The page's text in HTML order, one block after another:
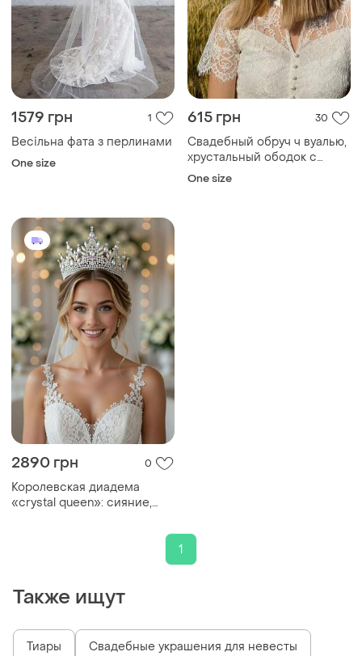
1579 грн 1
Весільна фата з перлинами
One size
615 грн 30
Свадебный обруч ч вуалью,
хрустальный ободок с
вуалью белого цвета ksenija
One size
2890 грн 0
Королевская диадема
«crystal queen»: сияние,
1
Также ищут
Тиары Свадебные украшения для невесты